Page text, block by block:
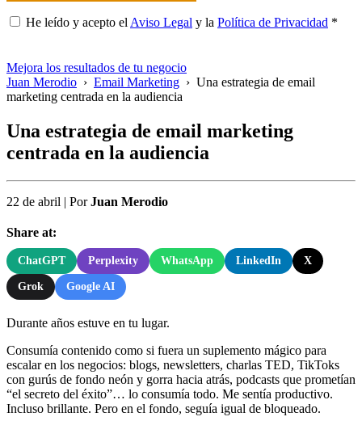
He leído y acepto el Aviso Legal y la Política de Privacidad *
Mejora los resultados de tu negocio
Juan Merodio › Email Marketing › Una estrategia de email
marketing centrada en la audiencia
Una estrategia de email marketing
centrada en la audiencia
22 de abril | PorJuan Merodio
Share at:
ChatGPT Perplexity WhatsApp LinkedIn X
Grok Google AI
Durante años estuve en tu lugar.
Consumía contenido como si fuera un suplemento mágico para
escalar en los negocios: blogs, newsletters, charlas TED, TikToks
con gurús de fondo neón y gorra hacia atrás, podcasts que prometían
“el secreto del éxito”… lo consumía todo. Me sentía productivo.
Incluso brillante. Pero en el fondo, seguía igual de bloqueado.